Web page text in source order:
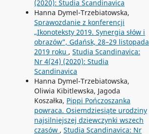
(2020): Studia Scandinavica
Hanna Dymel-Trzebiatowska,
Sprawozdanie z konferencji
„Ikonoteksty 2019. Synergia słów i
obrazów”, Gdańsk, 28–29 listopada
2019 roku , Studia Scandinavica:
Nr 4(24) (2020): Studia
Scandinavica
Hanna Dymel-Trzebiatowska,
Oliwia Kibitlewska, Jagoda
Koszałka, Pippi Pończoszanka
powraca. Osiemdziesiąte urodziny
najsilniejszej dziewczynki wszech
czasów , Studia Scandinavica: Nr